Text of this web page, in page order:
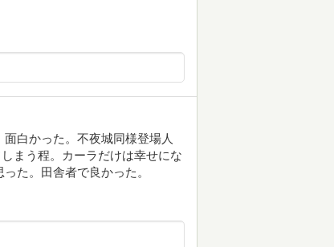
白かった。不夜城同様登場人
まう程。カーラだけは幸せにな
た。田舎者で良かった。